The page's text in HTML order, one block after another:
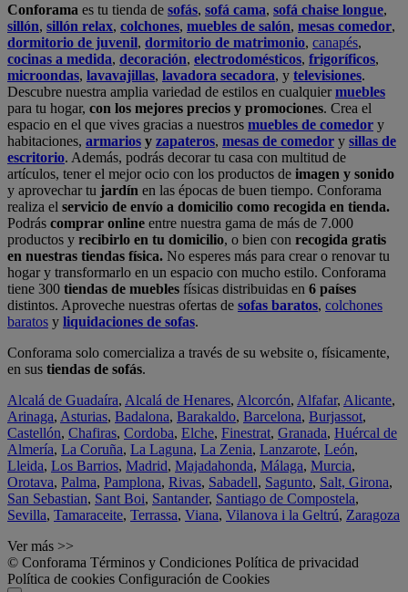
Conforama es tu tienda de sofás, sofá cama, sofá chaise longue,
sillón, sillón relax, colchones, muebles de salón, mesas comedor,
dormitorio de juvenil, dormitorio de matrimonio, canapés,
cocinas a medida, decoración, electrodomésticos, frigoríficos,
microondas, lavavajillas, lavadora secadora, y televisiones.
Descubre nuestra amplia variedad de estilos en cualquiermuebles
para tu hogar, con los mejores precios y promociones. Crea el
espacio en el que vives gracias a nuestros muebles de comedor y
habitaciones, armarios y zapateros, mesas de comedor y sillas de
escritorio. Además, podrás decorar tu casa con multitud de
artículos, tener el mejor ocio con los productos de imagen y sonido
y aprovechar tu jardín en las épocas de buen tiempo. Conforama
realiza el servicio de envío a domicilio como recogida en tienda.
Podrás comprar online entre nuestra gama de más de 7.000
productos y recibirlo en tu domicilio, o bien con recogida gratis
en nuestras tiendas física. No esperes más para crear o renovar tu
hogar y transformarlo en un espacio con mucho estilo. Conforama
tiene 300 tiendas de muebles físicas distribuidas en 6 países
distintos. Aproveche nuestras ofertas de sofas baratos, colchones
baratos y liquidaciones de sofas.
Conforama solo comercializa a través de su website o, físicamente,
en sus tiendas de sofás.
Alcalá de Guadaíra, Alcalá de Henares, Alcorcón, Alfafar, Alicante,
Arinaga, Asturias, Badalona, Barakaldo, Barcelona, Burjassot,
Castellón, Chafiras, Cordoba, Elche, Finestrat, Granada, Huércal de
Almería, La Coruña, La Laguna, La Zenia, Lanzarote, León,
Lleida, Los Barrios, Madrid, Majadahonda, Málaga, Murcia,
Orotava, Palma, Pamplona, Rivas, Sabadell, Sagunto, Salt, Girona,
San Sebastian, Sant Boi, Santander, Santiago de Compostela,
Sevilla, Tamaraceite, Terrassa, Viana, Vilanova i la Geltrú, Zaragoza
Ver más >>
© Conforama Términos y Condiciones Política de privacidad
Política de cookies Configuración de Cookies